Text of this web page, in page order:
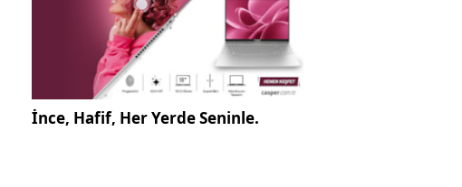
İnce, Hafif, Her Yerde Seninle.